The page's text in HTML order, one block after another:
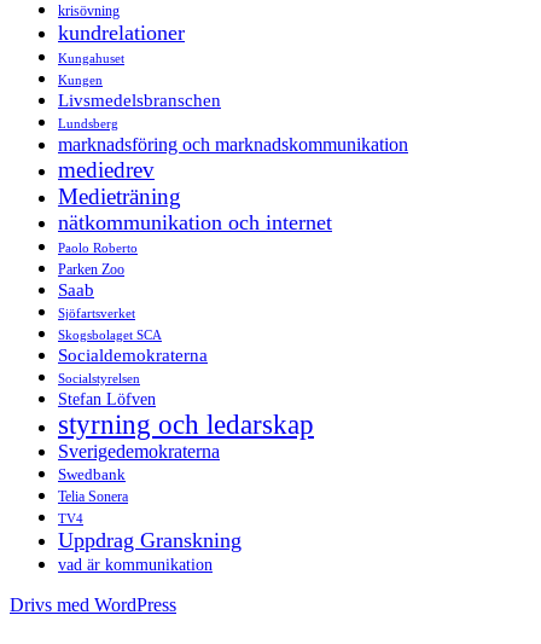
krisövning
kundrelationer
Kungahuset
Kungen
Livsmedelsbranschen
Lundsberg
marknadsföring och marknadskommunikation
mediedrev
Medieträning
nätkommunikation och internet
Paolo Roberto
Parken Zoo
Saab
Sjöfartsverket
Skogsbolaget SCA
Socialdemokraterna
Socialstyrelsen
Stefan Löfven
styrning och ledarskap
Sverigedemokraterna
Swedbank
Telia Sonera
TV4
Uppdrag Granskning
vad är kommunikation
Drivs med WordPress